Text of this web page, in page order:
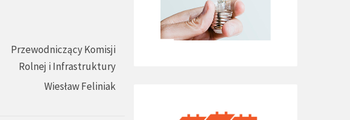
Przewodniczący Komisji
Rolnej i Infrastruktury
Wiesław Feliniak